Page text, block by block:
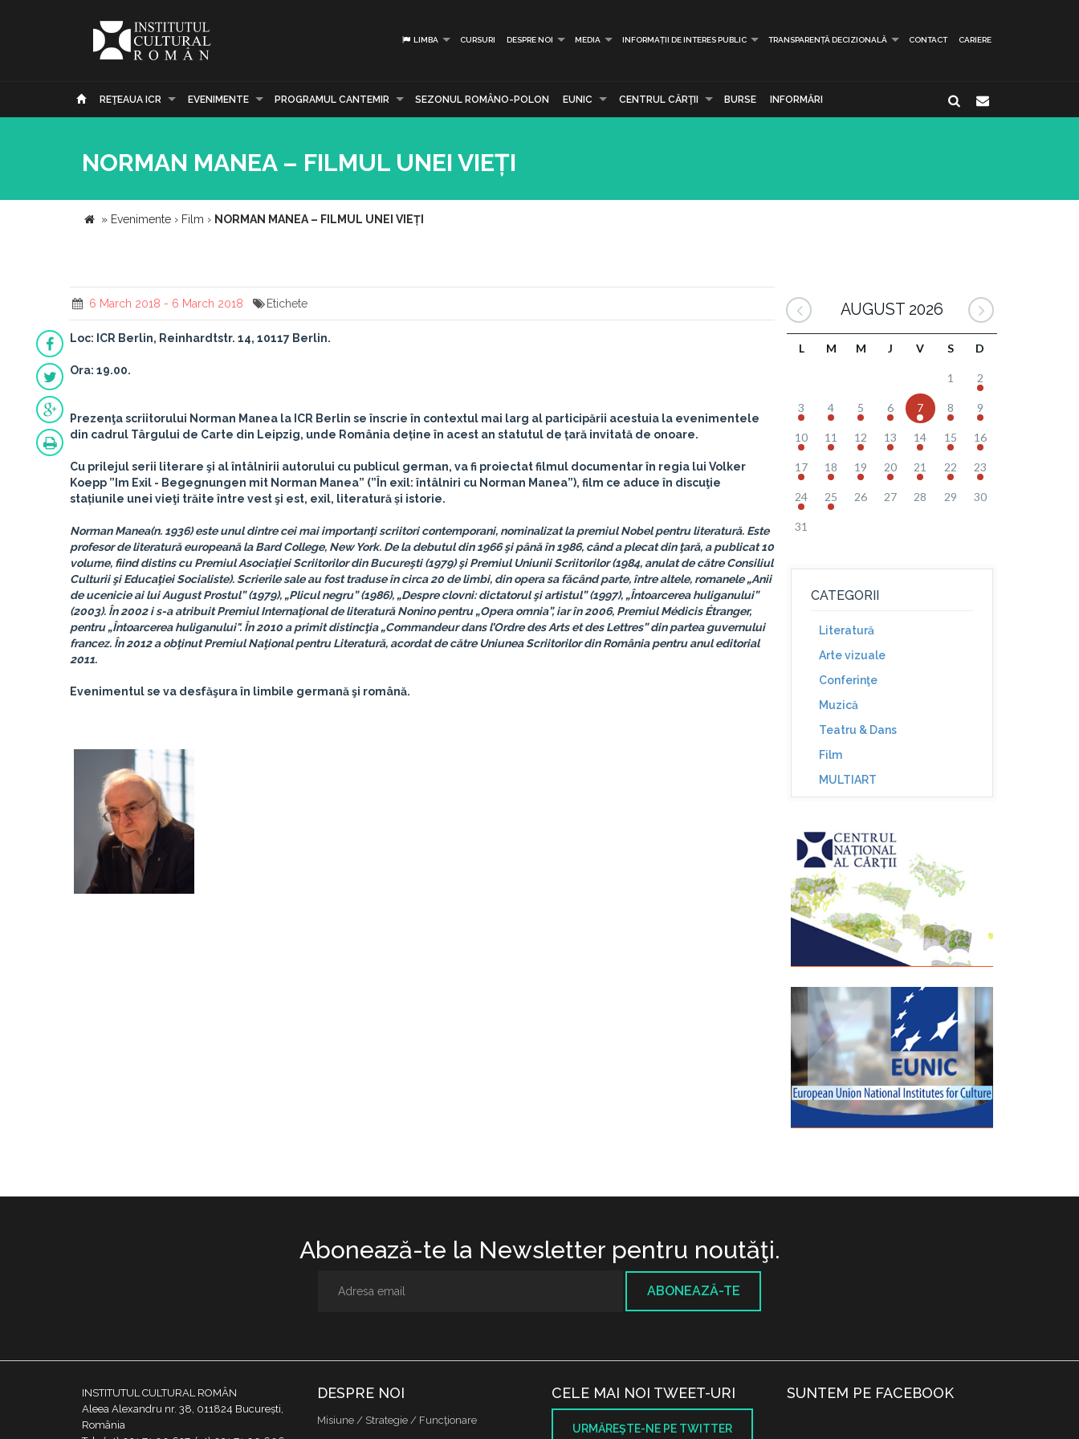
LIMBA CURSURI DESPRE NOI MEDIA INFORMAȚII DE INTERES PUBLIC TRANSPARENȚĂ DECIZIONALĂ CONTACT CARIERE
REŢEAUA ICR EVENIMENTE PROGRAMUL CANTEMIR SEZONUL ROMÂNO-POLON EUNIC CENTRUL CĂRŢII BURSE INFORMĂRI
NORMAN MANEA – FILMUL UNEI VIEȚI
» Evenimente › Film › NORMAN MANEA – FILMUL UNEI VIEȚI
6 March 2018 - 6 March 2018 Etichete
Loc: ICR Berlin, Reinhardtstr. 14, 10117 Berlin.
Ora: 19.00.
Prezenţa scriitorului Norman Manea la ICR Berlin se înscrie în contextul mai larg al participării acestuia la evenimentele
din cadrul Târgului de Carte din Leipzig, unde România deține în acest an statutul de țară invitată de onoare.
Cu prilejul serii literare şi al întâlnirii autorului cu publicul german, va fi proiectat filmul documentar în regia lui Volker
Koepp ”Im Exil - Begegnungen mit Norman Manea” (”În exil: întâlniri cu Norman Manea”), film ce aduce în discuţie
stațiunile unei vieţi trăite între vest şi est, exil, literatură și istorie.
Norman Manea(n. 1936) este unul dintre cei mai importanţi scriitori contemporani, nominalizat la premiul Nobel pentru literatură. Este
profesor de literatură europeană la Bard College, New York. De la debutul din 1966 şi până în 1986, când a plecat din ţară, a publicat 10
volume, fiind distins cu Premiul Asociaţiei Scriitorilor din Bucureşti (1979) şi Premiul Uniunii Scriitorilor (1984, anulat de către Consiliul
Culturii şi Educaţiei Socialiste). Scrierile sale au fost traduse în circa 20 de limbi, din opera sa făcând parte, între altele, romanele „Anii
de ucenicie ai lui August Prostul” (1979), „Plicul negru” (1986), „Despre clovni: dictatorul şi artistul” (1997), „Întoarcerea huliganului”
(2003). În 2002 i s-a atribuit Premiul Internaţional de literatură Nonino pentru „Opera omnia”, iar în 2006, Premiul Médicis Étranger,
pentru „Întoarcerea huliganului". În 2010 a primit distincţia „Commandeur dans l’Ordre des Arts et des Lettres” din partea guvernului
francez. În 2012 a obţinut Premiul Naţional pentru Literatură, acordat de către Uniunea Scriitorilor din România pentru anul editorial
2011.
Evenimentul se va desfăşura în limbile germană şi română.
AUGUST 2026
L M M J V S D
1 2
3 4 5 6 7 8 9
10 11 12 13 14 15 16
17 18 19 20 21 22 23
24 25 26 27 28 29 30
31
CATEGORII
Literatură
Arte vizuale
Conferinţe
Muzică
Teatru & Dans
Film
MULTIART
Abonează-te la Newsletter pentru noutăţi.
ABONEAZĂ-TE
INSTITUTUL CULTURAL ROMÂN
Aleea Alexandru nr. 38, 011824 București,
România
DESPRE NOI
Misiune / Strategie / Funcţionare
CELE MAI NOI TWEET-URI
URMĂREŞTE-NE PE TWITTER
SUNTEM PE FACEBOOK